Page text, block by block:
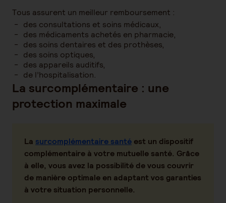
Tous assurent un meilleur remboursement :
des consultations et soins médicaux,
des médicaments achetés en pharmacie,
des soins dentaires et des prothèses,
des soins optiques,
des appareils auditifs,
de l’hospitalisation.
La surcomplémentaire : une
protection maximale
La surcomplémentaire santé est un dispositif
complémentaire à votre mutuelle santé. Grâce
à elle, vous avez la possibilité de vous couvrir
de manière optimale en adaptant vos garanties
à votre situation personnelle.